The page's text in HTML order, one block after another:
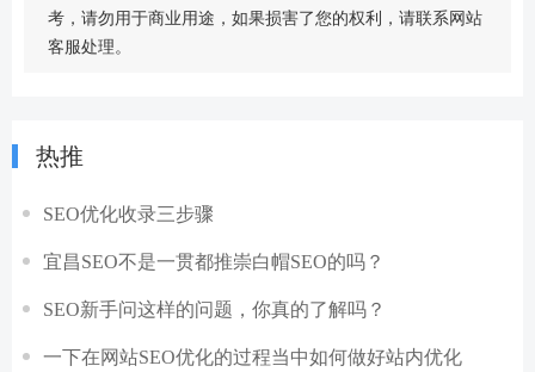
考，请勿用于商业用途，如果损害了您的权利，请联系网站
客服处理。
热推
SEO优化收录三步骤
宜昌SEO不是一贯都推崇白帽SEO的吗？
SEO新手问这样的问题，你真的了解吗？
一下在网站SEO优化的过程当中如何做好站内优化